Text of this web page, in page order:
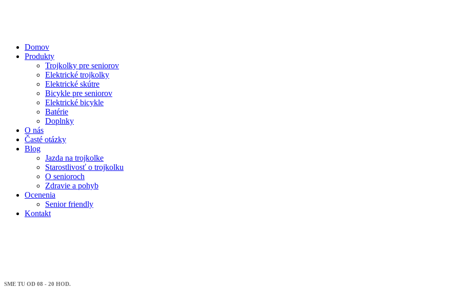
Domov
Produkty
Trojkolky pre seniorov
Elektrické trojkolky
Elektrické skútre
Bicykle pre seniorov
Elektrické bicykle
Batérie
Doplnky
O nás
Časté otázky
Blog
Jazda na trojkolke
Starostlivosť o trojkolku
O senioroch
Zdravie a pohyb
Ocenenia
Senior friendly
Kontakt
SME TU OD 08 - 20 HOD.